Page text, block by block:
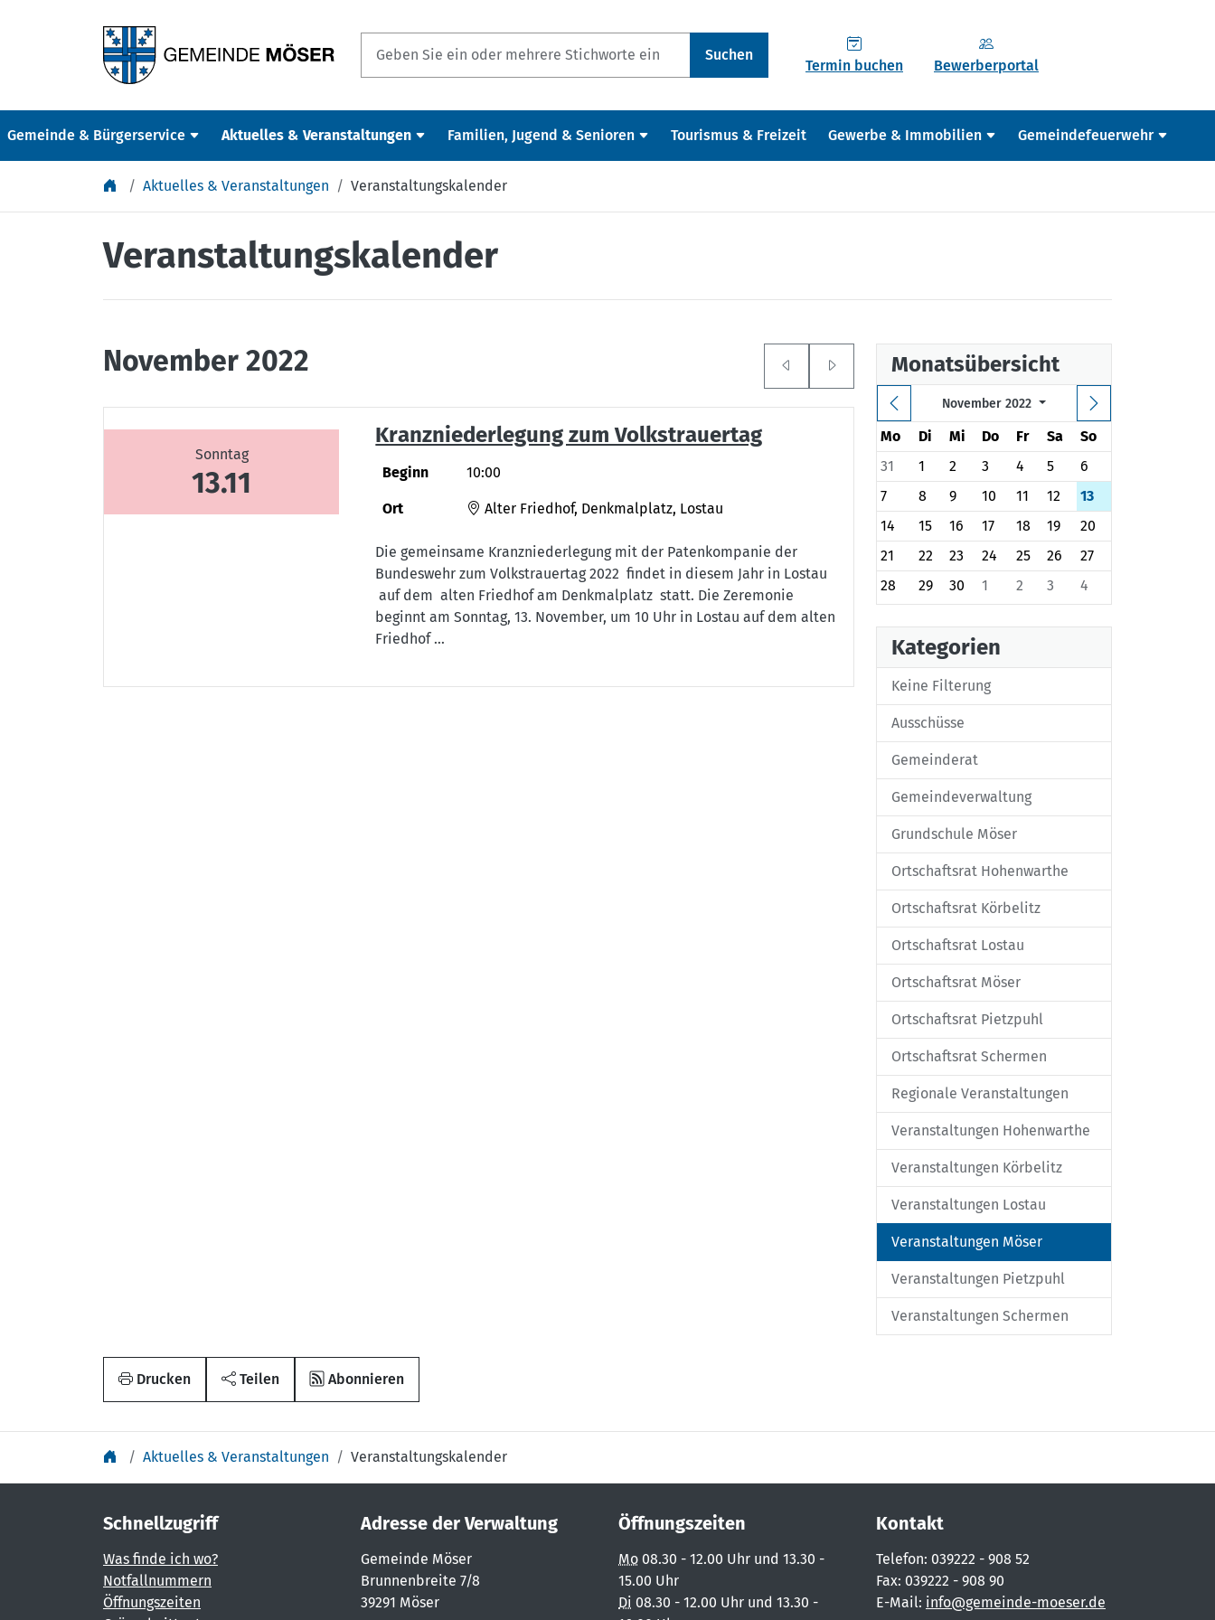
Suchen
Termin buchen Bewerberportal
Gemeinde & Bürgerservice Aktuelles & Veranstaltungen Familien, Jugend & Senioren Tourismus & Freizeit Gewerbe & Immobilien Gemeindefeuerwehr
Aktuelles & Veranstaltungen Veranstaltungskalender
Veranstaltungskalender
November 2022
Sonntag
13.11
Kranzniederlegung zum Volkstrauertag
Beginn 10:00
Ort Alter Friedhof, Denkmalplatz, Lostau
Die gemeinsame Kranzniederlegung mit der Patenkompanie der
Bundeswehr zum Volkstrauertag 2022 findet in diesem Jahr in Lostau
auf dem alten Friedhof am Denkmalplatz statt. Die Zeremonie
beginnt am Sonntag, 13. November, um 10 Uhr in Lostau auf dem alten
Friedhof …
Monatsübersicht
November 2022
Mo Di Mi Do Fr Sa
So
31
1 2 3 4 5
6
7
8 9 10 11 12
13
14
15 16 17 18 19
20
21
22 23 24 25 26
27
28
29 30 1 2 3 4
Kategorien
Keine Filterung
Ausschüsse
Gemeinderat
Gemeindeverwaltung
Grundschule Möser
Ortschaftsrat Hohenwarthe
Ortschaftsrat Körbelitz
Ortschaftsrat Lostau
Ortschaftsrat Möser
Ortschaftsrat Pietzpuhl
Ortschaftsrat Schermen
Regionale Veranstaltungen
Veranstaltungen Hohenwarthe
Veranstaltungen Körbelitz
Veranstaltungen Lostau
Veranstaltungen Möser
Veranstaltungen Pietzpuhl
Veranstaltungen Schermen
Drucken Teilen Abonnieren
Aktuelles & Veranstaltungen Veranstaltungskalender
Schnellzugriff
Was finde ich wo?
Notfallnummern
Öffnungszeiten
Adresse der Verwaltung
Gemeinde Möser
Brunnenbreite 7/8
39291 Möser
Öffnungszeiten
Mo 08.30 - 12.00 Uhr und 13.30 -
15.00 Uhr
Di 08.30 - 12.00 Uhr und 13.30 -
Kontakt
Telefon: 039222 - 908 52
Fax: 039222 - 908 90
E-Mail: info@gemeinde-moeser.de